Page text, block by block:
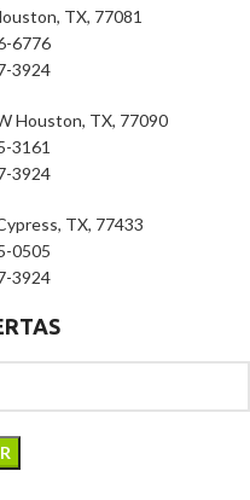
TX, 77081
6776
3924
Houston, TX, 77090
3161
3924
TX, 77433
0505
3924